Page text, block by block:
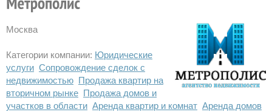
Москва
Категории компании: Юридические
услуги Сопровождение сделок с
недвижимостью Продажа квартир на
вторичном рынке Продажа домов и
участков в области Аренда квартир и комнат Аренда домов